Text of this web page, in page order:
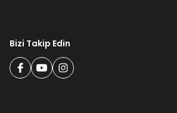
Bizi Takip Edin